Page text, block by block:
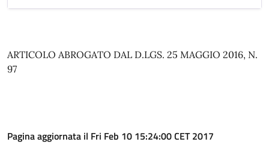
ARTICOLO ABROGATO DAL D.LGS. 25 MAGGIO 2016, N.
97
Pagina aggiornata il Fri Feb 10 15:24:00 CET 2017